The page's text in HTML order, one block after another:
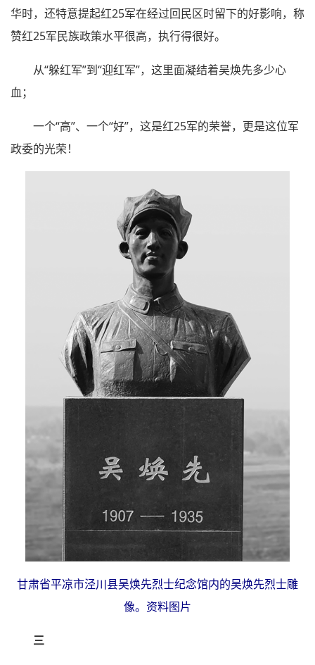
华时，还特意提起红25军在经过回民区时留下的好影响，称
赞红25军民族政策水平很高，执行得很好。
从“躲红军”到“迎红军”，这里面凝结着吴焕先多少心
血；
一个“高”、一个“好”，这是红25军的荣誉，更是这位军
政委的光荣！
甘肃省平凉市泾川县吴焕先烈士纪念馆内的吴焕先烈士雕
像。资料图片
三